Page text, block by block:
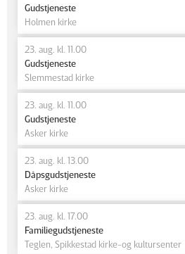
Gudstjeneste
Holmen kirke
23. aug. kl. 11.00
Gudstjeneste
Slemmestad kirke
23. aug. kl. 11.00
Gudstjeneste
Asker kirke
23. aug. kl. 13.00
Dåpsgudstjeneste
Asker kirke
23. aug. kl. 17.00
Familiegudstjeneste
Teglen, Spikkestad kirke-og kultursenter